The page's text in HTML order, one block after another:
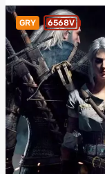
GRY 6568V